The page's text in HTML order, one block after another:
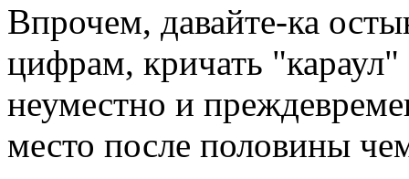
Впрочем, давайте-ка
цифрам, кричать
неуместно и
место после половины